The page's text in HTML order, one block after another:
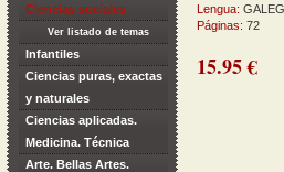
Ciencias sociales
Ver listado de temas
Infantiles
Ciencias puras, exactas
y naturales
Ciencias aplicadas.
Medicina. Técnica
Arte. Bellas Artes.
Lengua:
Páginas: 72
15.95 €